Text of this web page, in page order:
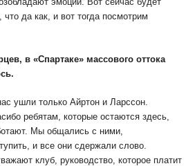
да как, и вот тогда посмотрим
в «Спартаке» массового оттока
ушли только Айртон и Ларссон.
ребятам, которые остаются здесь,
Мы общались с ними,
и все они сдержали слово.
клуб, руководство, которое платит